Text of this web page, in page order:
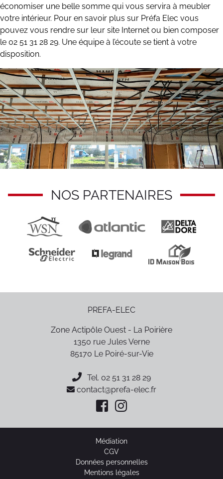
économiser une belle somme qui vous servira à meubler
votre intérieur. Pour en savoir plus sur Préfa Elec vous
pouvez vous rendre sur leur site Internet ou bien composer
le 02 51 31 28 29. Une équipe à l’écoute se tient à votre
disposition.
NOS PARTENAIRES
PREFA-ELEC
Zone Actipôle Ouest - La Poirière
1350 rue Jules Verne
85170 Le Poiré-sur-Vie
Tel. 02 51 31 28 29
contact@prefa-elec.fr
Médiation
CGV
Données personnelles
Mentions légales